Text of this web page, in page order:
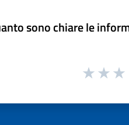
sono chiare le